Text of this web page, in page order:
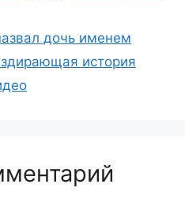
дочь именем
история